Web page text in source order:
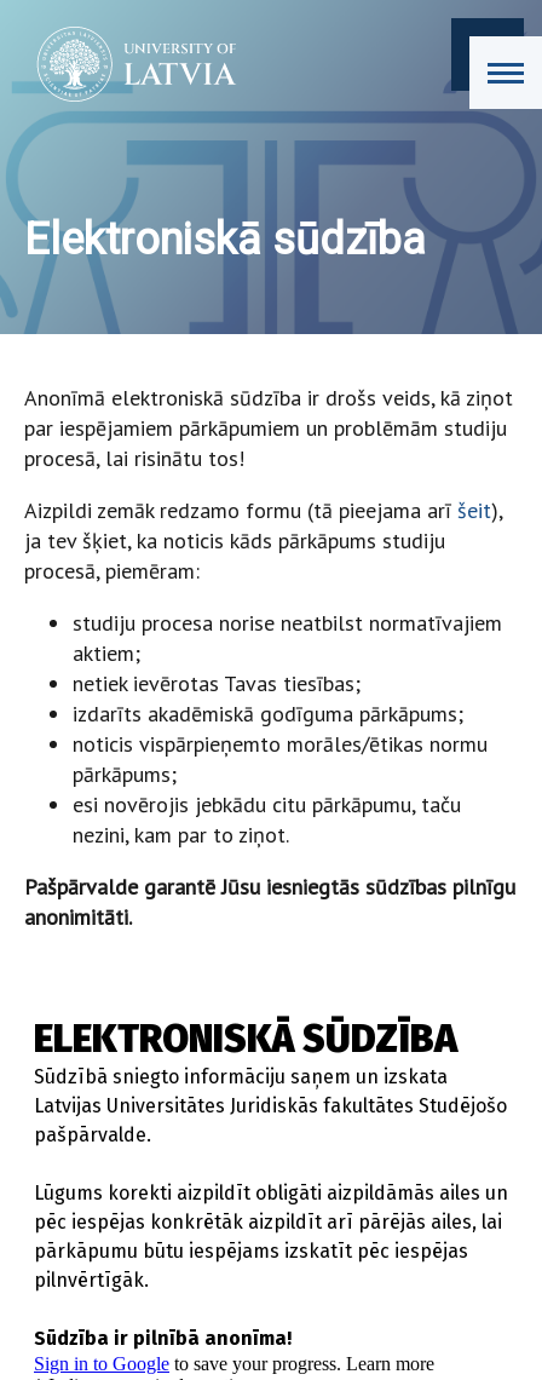
Elektroniskā sūdzība
Anonīmā elektroniskā sūdzība ir drošs veids, kā ziņot
par iespējamiem pārkāpumiem un problēmām studiju
procesā, lai risinātu tos!
Aizpildi zemāk redzamo formu (tā pieejama arī šeit),
ja tev šķiet, ka noticis kāds pārkāpums studiju
procesā, piemēram:
studiju procesa norise neatbilst normatīvajiem
aktiem;
netiek ievērotas Tavas tiesības;
izdarīts akadēmiskā godīguma pārkāpums;
noticis vispārpieņemto morāles/ētikas normu
pārkāpums;
esi novērojis jebkādu citu pārkāpumu, taču
nezini, kam par to ziņot.
Pašpārvalde garantē Jūsu iesniegtās sūdzības pilnīgu
anonimitāti.